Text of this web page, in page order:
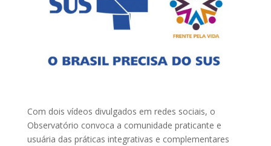
Com dois vídeos divulgados em redes sociais, o
Observatório convoca a comunidade praticante e
usuária das práticas integrativas e complementares